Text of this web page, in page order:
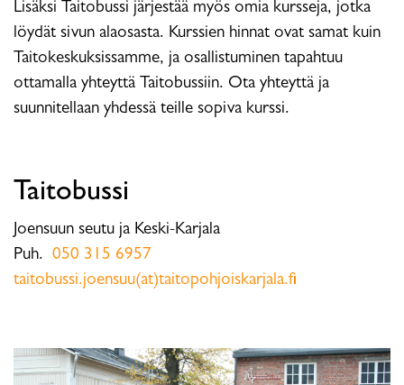
Lisäksi Taitobussi järjestää myös omia kursseja, jotka
löydät sivun alaosasta. Kurssien hinnat ovat samat kuin
Taitokeskuksissamme, ja osallistuminen tapahtuu
ottamalla yhteyttä Taitobussiin. Ota yhteyttä ja
suunnitellaan yhdessä teille sopiva kurssi.
Taitobussi
Joensuun seutu ja Keski-Karjala
Puh. 050 315 6957
taitobussi.joensuu(at)taitopohjoiskarjala.fi